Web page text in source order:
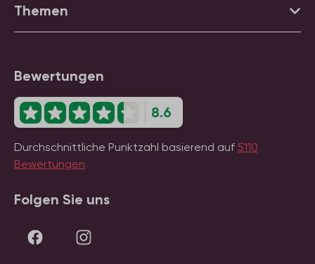
Themen
Bewertungen
8.6
Durchschnittliche Punktzahl basierend auf 5110
Bewertungen
Folgen Sie uns